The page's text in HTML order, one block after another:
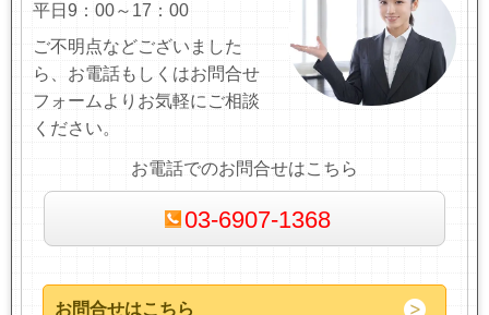
平日9：00～17：00
ご不明点などございました
ら、お電話もしくはお問合せ
フォームよりお気軽にご相談
ください。
お電話でのお問合せはこちら
03-6907-1368
お問合せはこちら